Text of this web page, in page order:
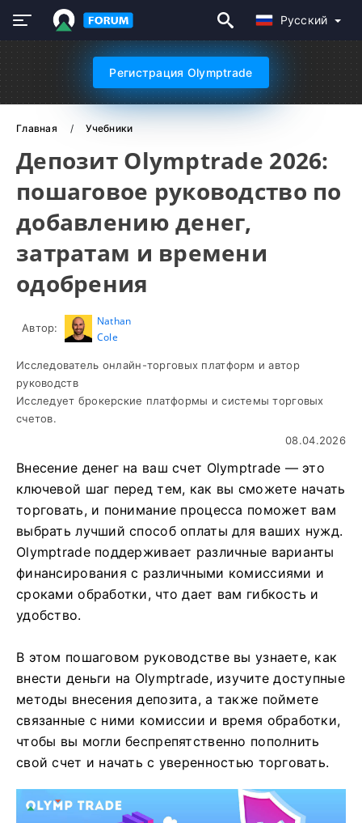
Русский
Регистрация Olymptrade
Главная Учебники
Депозит Olymptrade 2026:
пошаговое руководство по
добавлению денег,
затратам и времени
одобрения
Автор:
Nathan
Cole
Исследователь онлайн-торговых платформ и автор
руководств
Исследует брокерские платформы и системы торговых
счетов.
08.04.2026
Внесение денег на ваш счет Olymptrade — это
ключевой шаг перед тем, как вы сможете начать
торговать, и понимание процесса поможет вам
выбрать лучший способ оплаты для ваших нужд.
Olymptrade поддерживает различные варианты
финансирования с различными комиссиями и
сроками обработки, что дает вам гибкость и
удобство.
В этом пошаговом руководстве вы узнаете, как
внести деньги на Olymptrade, изучите доступные
методы внесения депозита, а также поймете
связанные с ними комиссии и время обработки,
чтобы вы могли беспрепятственно пополнить
свой счет и начать с уверенностью торговать.